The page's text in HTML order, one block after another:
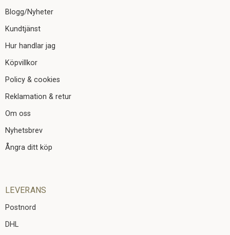
Blogg/Nyheter
Kundtjänst
Hur handlar jag
Köpvillkor
Policy & cookies
Reklamation & retur
Om oss
Nyhetsbrev
Ångra ditt köp
LEVERANS
Postnord
DHL